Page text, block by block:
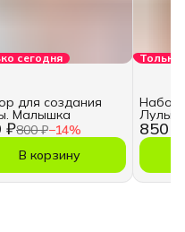
сегодня
₽800 ₽−14%
для создания
Малышка
В корзину
Только
850 ₽
Набор
Лулы.